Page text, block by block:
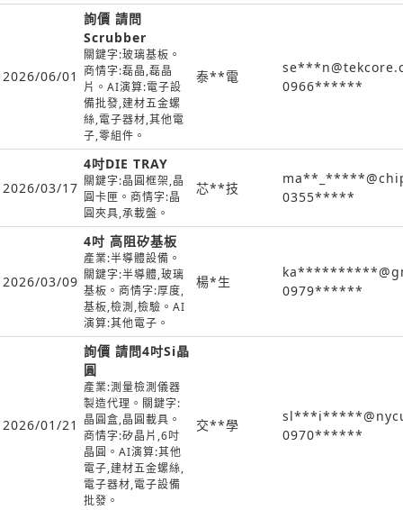
2026/06/01
詢價 請問
Scrubber
關鍵字:玻璃基板。
商情字:磊晶,磊晶
片。AI演算:電子設
備批發,建材五金螺
絲,電子器材,其他電
子,零組件。
泰**電
0966******
2026/03/17
4吋DIE TRAY
關鍵字:晶圓框架,晶
圓卡匣。商情字:晶
圓夾具,承載盤。
芯**技
0355*****
2026/03/09
4吋 高阻矽基板
產業:半導體設備。
關鍵字:半導體,玻璃
基板。商情字:厚度,
基板,檢測,檢驗。AI
演算:其他電子。
楊*生
0979******
2026/01/21
詢價 請問4吋Si晶
圓
產業:測量檢測儀器
製造代理。關鍵字:
晶圓盒,晶圓載具。
商情字:矽晶片,6吋
晶圓。AI演算:其他
電子,建材五金螺絲,
電子器材,電子設備
批發。
交**學
0970******